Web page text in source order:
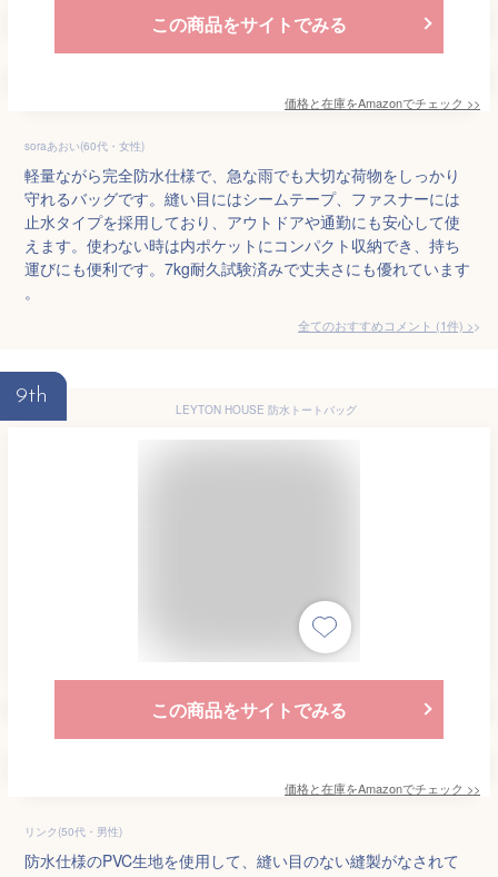
この商品をサイトでみる
価格と在庫をAmazonでチェック >>
soraあおい(60代・女性)
軽量ながら完全防水仕様で、急な雨でも大切な荷物をしっかり
守れるバッグです。縫い目にはシームテープ、ファスナーには
止水タイプを採用しており、アウトドアや通勤にも安心して使
えます。使わない時は内ポケットにコンパクト収納でき、持ち
運びにも便利です。7kg耐久試験済みで丈夫さにも優れています
。
全てのおすすめコメント (1件) >
9th
LEYTON HOUSE 防水トートバッグ
この商品をサイトでみる
価格と在庫をAmazonでチェック >>
リンク(50代・男性)
防水仕様のPVC生地を使用して、縫い目のない縫製がなされて